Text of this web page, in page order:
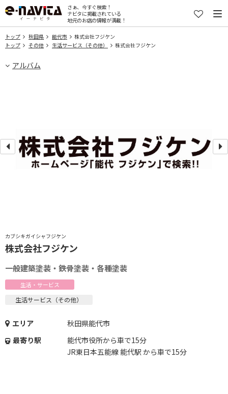
さぁ、今すぐ検索！
ナビタに掲載されている
地元のお店の情報が満載！
トップ 秋田県 能代市
株式会社フジケン
トップ
その他 生活サービス（その他） 株式会社フジケン
アルバム
カブシキガイシャフジケン
株式会社フジケン
一般建築塗装・鉄骨塗装・各種塗装
生活・サービス
生活サービス（その他）
エリア
秋田県能代市
最寄り駅
能代市役所から車で15分
JR東日本五能線 能代駅 から車で15分